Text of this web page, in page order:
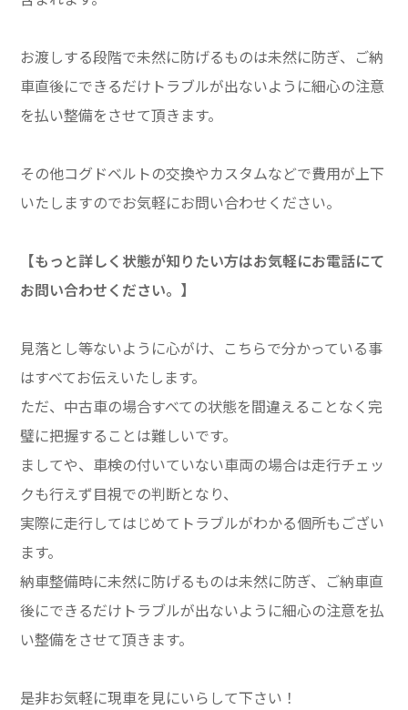
お渡しする段階で未然に防げるものは未然に防ぎ、ご納
車直後にできるだけトラブルが出ないように細心の注意
を払い整備をさせて頂きます。
その他コグドベルトの交換やカスタムなどで費用が上下
いたしますのでお気軽にお問い合わせください。
【もっと詳しく状態が知りたい方はお気軽にお電話にて
お問い合わせください。】
見落とし等ないように心がけ、こちらで分かっている事
はすべてお伝えいたします。
ただ、中古車の場合すべての状態を間違えることなく完
璧に把握することは難しいです。
ましてや、車検の付いていない車両の場合は走行チェッ
クも行えず目視での判断となり、
実際に走行してはじめてトラブルがわかる個所もござい
ます。
納車整備時に未然に防げるものは未然に防ぎ、ご納車直
後にできるだけトラブルが出ないように細心の注意を払
い整備をさせて頂きます。
是非お気軽に現車を見にいらして下さい！